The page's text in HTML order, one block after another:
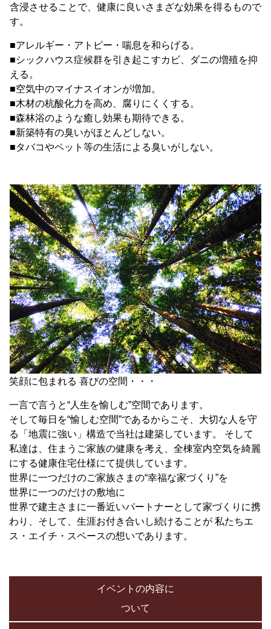
含浸させることで、健康に良いさまざな効果を得るもので
す。
■アレルギー・アトピー・喘息を和らげる。
■シックハウス症候群を引き起こすカビ、ダニの増殖を抑
える。
■空気中のマイナスイオンが増加。
■木材の杭酸化力を高め、腐りにくくする。
■森林浴のような癒し効果も期待できる。
■新築特有の臭いがほとんどしない。
■タバコやペット等の生活による臭いがしない。
笑顔に包まれる 喜びの空間・・・
一言で言うと“人生を愉しむ”空間であります。
そして毎日を“愉しむ空間”であるからこそ、大切な人を守
る「地震に強い」構造で当社は建築しています。 そして
私達は、住まうご家族の健康を考え、全棟室内空気を綺麗
にする健康住宅仕様にて提供しています。
世界に一つだけのご家族さまの“幸福な家づくり”を
世界に一つのだけの敷地に
世界で建主さまに一番近いパートナーとして家づくりに携
わり、そして、生涯お付き合いし続けることが 私たちエ
ス・エイチ・スペースの想いであります。
イベントの内容に
ついて